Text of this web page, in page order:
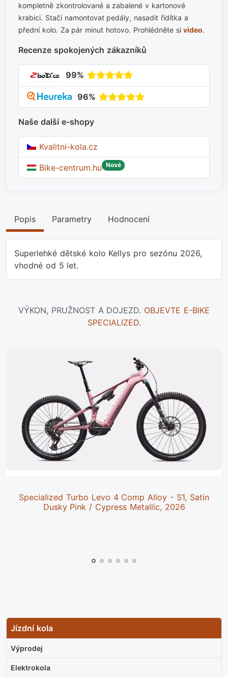
Jízdní kola
Výprodej
Elektrokola
kompletně zkontrolované a zabalené v kartonové
krabici. Stačí namontovat pedály, nasadit řídítka a
přední kolo. Za pár minut hotovo. Prohlédněte sivideo.
Recenze spokojených zákazníků
99%
96%
Naše další e-shopy
Kvalitni-kola.cz
Bike-centrum.hu Nové
Popis Parametry Hodnocení
Superlehké dětské kolo Kellys pro sezónu 2026,
vhodné od 5 let.
VÝKON, PRUŽNOST A DOJEZD. OBJEVTE E-BIKE
SPECIALIZED.
Specialized Turbo Levo 4 Comp Alloy - S1, Satin
Dusky Pink / Cypress Metallic, 2026